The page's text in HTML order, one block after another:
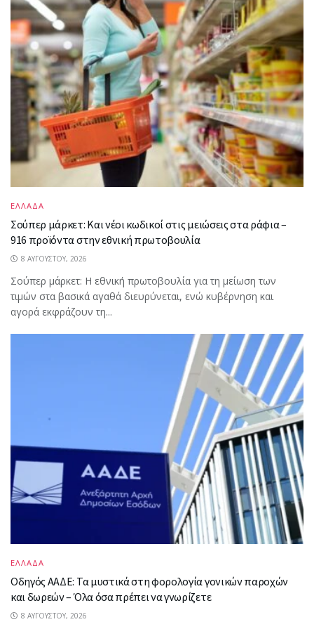
ΕΛΛΑΔΑ
Σούπερ μάρκετ: Και νέοι κωδικοί στις μειώσεις στα ράφια –
916 προϊόντα στην εθνική πρωτοβουλία
8 ΑΥΓΟΎΣΤΟΥ, 2026
Σούπερ μάρκετ: Η εθνική πρωτοβουλία για τη μείωση των
τιμών στα βασικά αγαθά διευρύνεται, ενώ κυβέρνηση και
αγορά εκφράζουν τη...
ΕΛΛΑΔΑ
Οδηγός ΑΑΔΕ: Τα μυστικά στη φορολογία γονικών παροχών
και δωρεών – Όλα όσα πρέπει να γνωρίζετε
8 ΑΥΓΟΎΣΤΟΥ, 2026